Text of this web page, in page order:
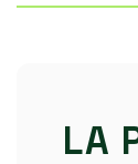
LA